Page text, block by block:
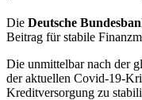
Die Deutsche
Beitrag für stabile
Die unmittelbar nach der
der aktuellen Covid-19-
Kreditversorgung zu